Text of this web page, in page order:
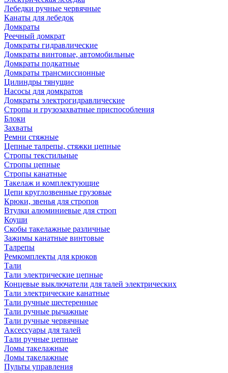
Лебедки ручные червячные
Канаты для лебедок
Домкраты
Реечный домкрат
Домкраты гидравлические
Домкраты винтовые, автомобильные
Домкраты подкатные
Домкраты трансмиссионные
Цилиндры тянущие
Насосы для домкратов
Домкраты электрогидравлические
Стропы и грузозахватные приспособления
Блоки
Захваты
Ремни стяжные
Цепные талрепы, стяжки цепные
Стропы текстильные
Стропы цепные
Стропы канатные
Такелаж и комплектующие
Цепи круглозвенные грузовые
Крюки, звенья для стропов
Втулки алюминиевые для строп
Коуши
Скобы такелажные различные
Зажимы канатные винтовые
Талрепы
Ремкомплекты для крюков
Тали
Тали электрические цепные
Концевые выключатели для талей электрических
Тали электрические канатные
Тали ручные шестеренные
Тали ручные рычажные
Тали ручные червячные
Аксессуары для талей
Тали ручные цепные
Ломы такелажные
Ломы такелажные
Пульты управления